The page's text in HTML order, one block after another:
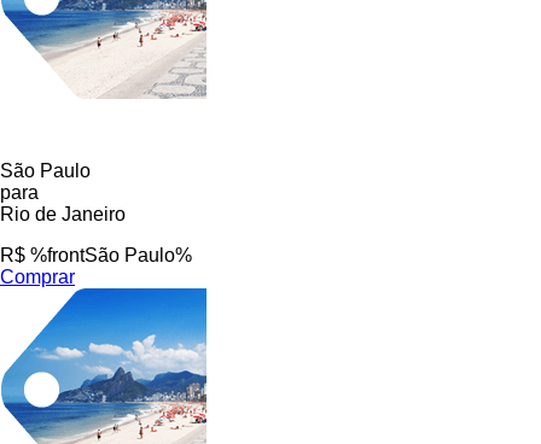
São Paulo
para
Rio de Janeiro
R$ %frontSão Paulo%
Comprar